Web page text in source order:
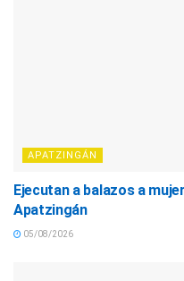
APATZINGÁN
Ejecutan a balazos a
Apatzingán
05/08/2026